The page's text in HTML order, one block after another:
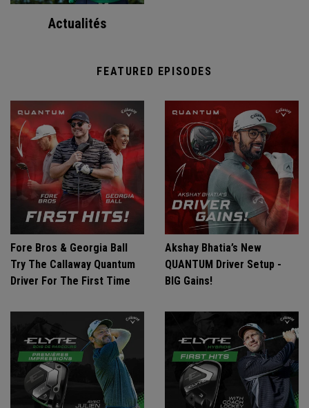
Actualités
FEATURED EPISODES
Fore Bros & Georgia Ball
Try The Callaway Quantum
Driver For The First Time
Akshay Bhatia’s New
QUANTUM Driver Setup -
BIG Gains!